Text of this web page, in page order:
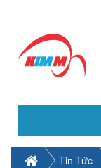
Tin Tức